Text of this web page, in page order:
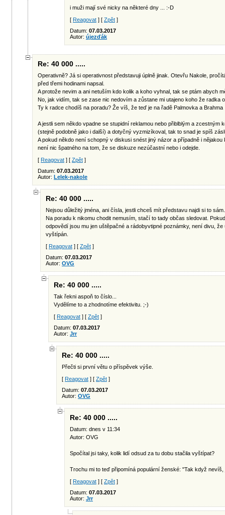
i muži mají své nicky na některé dny ... :-D
[ Reagovat ] [ Zpět ]
Datum: 07.03.2017
Autor: újezďák
Re: 40 000 .....
Operativně? Já si operativnost představuji úplně jinak. Otevřu Nakole,
před třemi hodinami napsal.
A protože nevim a ani netuším kdo kolik a koho vyhnal, tak se ptám abych
No, jak vidím, tak se zase nic nedovím a zůstane mi utajeno koho že radka
Ty k radce chodíš na poradu? Že víš, že teď je na řadě Palmovka a Brahma
A jestli sem někdo vpadne se stupidní reklamou nebo přiblblým a zcestným
(stejně podobně jako i další) a dotyčný vyzmizíkoval, tak to snad je spíš
A pokud někdo není schopný v diskusi snést jiný názor a případně i
není nic špatného na tom, že se diskuze nezúčastní nebo i odejde.
[ Reagovat ] [ Zpět ]
Datum: 07.03.2017
Autor: Lelek-nakole
Re: 40 000 .....
Nejsou důležitý jména, ani čísla, jestli chceš mít představu najdi si to sám.
Na poradu k nikomu chodit nemusím, stačí to tady občas sledovat.
odpovědí jsou mu jen uštěpačné a rádobyvtipné poznámky, není divu,
vyštípán.
[ Reagovat ] [ Zpět ]
Datum: 07.03.2017
Autor: OVG
Re: 40 000 .....
Tak řekni aspoň to číslo...
Vydělíme to a zhodnotíme efektivitu. ;-)
[ Reagovat ] [ Zpět ]
Datum: 07.03.2017
Autor: Jrr
Re: 40 000 .....
Přečti si první větu o příspěvek výše.
[ Reagovat ] [ Zpět ]
Datum: 07.03.2017
Autor: OVG
Re: 40 000 .....
Datum: dnes v 11:34
Autor: OVG
Spočítal jsi taky, kolik lidí odsud za tu dobu stačila vyštípat?
Trochu mi to teď připomíná populární ženské: "Tak když
[ Reagovat ] [ Zpět ]
Datum: 07.03.2017
Autor: Jrr